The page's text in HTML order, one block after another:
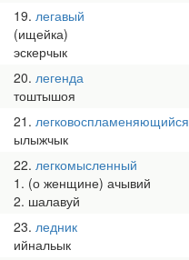
19 легавый
(ищейка)
эскерчык
20 легенда
тоштышоя
21 легковоспламеняющийся
ылыжчык
22 легкомысленный
1. (о женщине) ачывий
2. шалавуй
23 ледник
ийнальык